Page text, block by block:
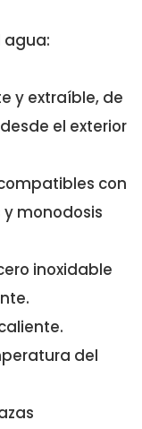
agua:
y extraíble, de
el exterior
con
monodosis
inoxidable
del